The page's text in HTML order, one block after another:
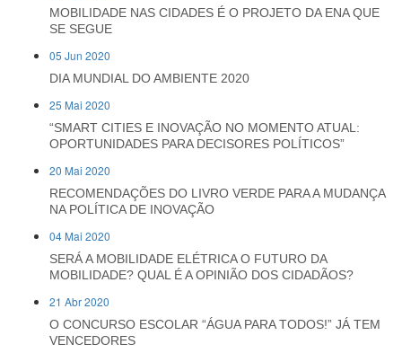
MOBILIDADE NAS CIDADES É O PROJETO DA ENA QUE
SE SEGUE
05 Jun 2020
DIA MUNDIAL DO AMBIENTE 2020
25 Mai 2020
“SMART CITIES E INOVAÇÃO NO MOMENTO ATUAL:
OPORTUNIDADES PARA DECISORES POLÍTICOS”
20 Mai 2020
RECOMENDAÇÕES DO LIVRO VERDE PARA A MUDANÇA
NA POLÍTICA DE INOVAÇÃO
04 Mai 2020
SERÁ A MOBILIDADE ELÉTRICA O FUTURO DA
MOBILIDADE? QUAL É A OPINIÃO DOS CIDADÃOS?
21 Abr 2020
O CONCURSO ESCOLAR “ÁGUA PARA TODOS!” JÁ TEM
VENCEDORES